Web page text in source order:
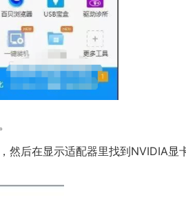
后在显示适配器里找到NVIDIA显